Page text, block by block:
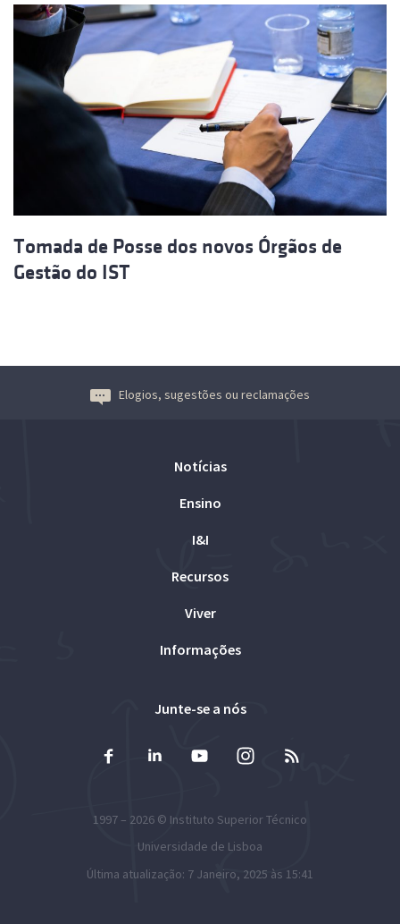
Tomada de Posse dos novos Órgãos de
Gestão do IST
Elogios, sugestões ou reclamações
Notícias
Ensino
I&I
Recursos
Viver
Informações
Junte-se a nós
1997 – 2026 © Instituto Superior Técnico
Universidade de Lisboa
Última atualização: 7 Janeiro, 2025 às 15:41